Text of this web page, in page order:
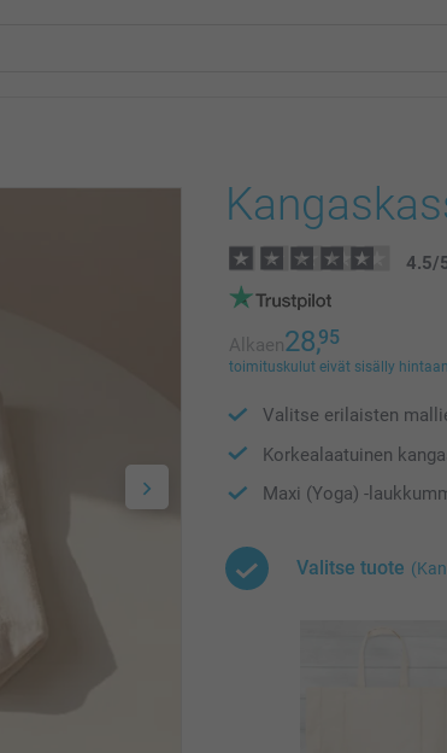
4.5/
Alkaen28,95
toimituskulut eivät sisälly hintaan
Valitse erilaisten
Korkealaatuinen
Maxi (Yoga) -
Valitse tuote